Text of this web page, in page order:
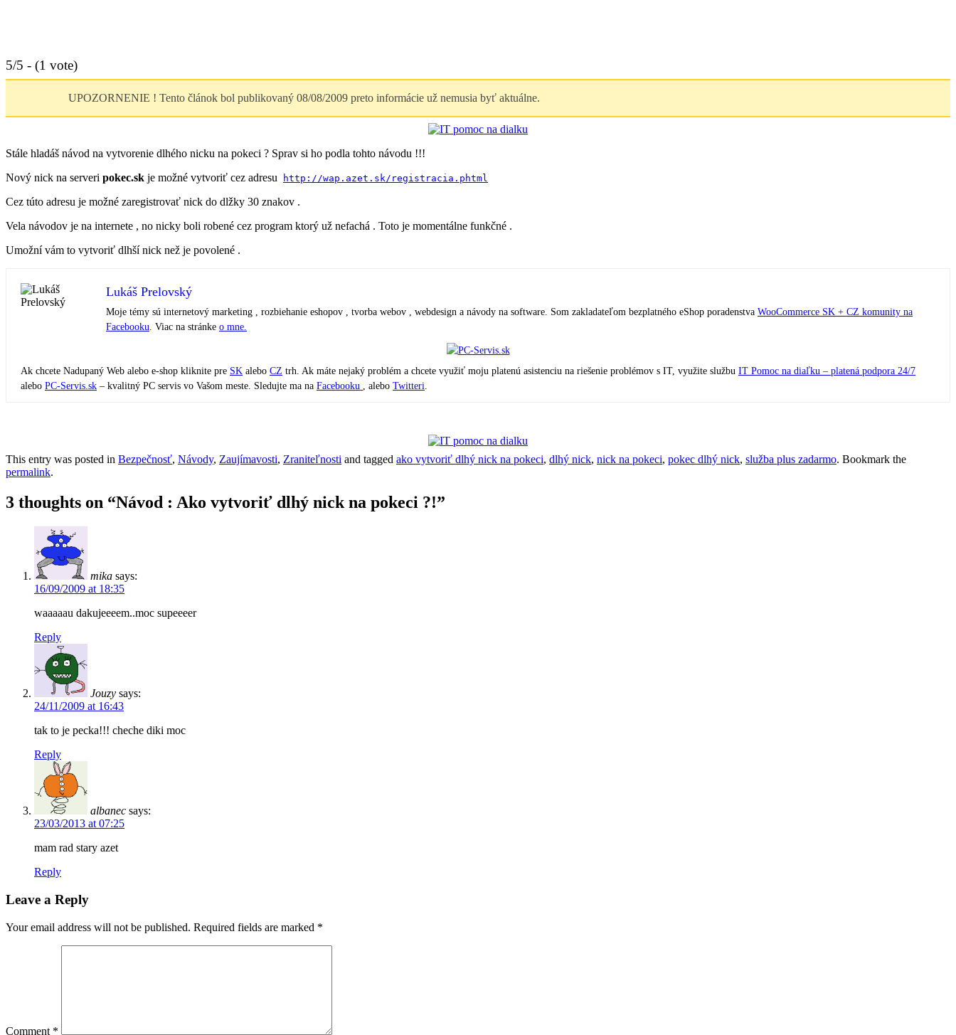
5/5 - (1 vote)
UPOZORNENIE ! Tento článok bol publikovaný 08/08/2009 preto informácie už nemusia byť aktuálne.
Stále hladáš návod na vytvorenie dlhého nicku na pokeci ? Sprav si ho podla tohto návodu !!!
Nový nick na serveri pokec.sk je možné vytvoriť cez adresu http://wap.azet.sk/registracia.phtml
Cez túto adresu je možné zaregistrovať nick do dlžky 30 znakov .
Vela návodov je na internete , no nicky boli robené cez program ktorý už nefachá . Toto je momentálne funkčné .
Umožní vám to vytvoriť dlhší nick než je povolené .
Lukáš Prelovský
Moje témy sú internetový marketing , rozbiehanie eshopov , tvorba webov , webdesign a návody na software. Som zakladateľom bezplatného eShop poradenstva WooCommerce SK + CZ komunity na
Facebooku. Viac na stránke o mne.
Ak chcete Nadupaný Web alebo e-shop kliknite pre SK alebo CZ trh. Ak máte nejaký problém a chcete využiť moju platenú asistenciu na riešenie problémov s IT, využite službu IT Pomoc na diaľku – platená podpora 24/7
alebo PC-Servis.sk – kvalitný PC servis vo Vašom meste. Sledujte ma na Facebooku , alebo Twitteri.
This entry was posted in Bezpečnosť, Návody, Zaujímavosti, Zraniteľnosti and tagged ako vytvoriť dlhý nick na pokeci, dlhý nick, nick na pokeci, pokec dlhý nick, služba plus zadarmo. Bookmark the
permalink.
3 thoughts on “Návod : Ako vytvoriť dlhý nick na pokeci ?!”
mika says:
16/09/2009 at 18:35
waaaaau dakujeeeem..moc supeeeer
Reply
Jouzy says:
24/11/2009 at 16:43
tak to je pecka!!! cheche diki moc
Reply
albanec says:
23/03/2013 at 07:25
mam rad stary azet
Reply
Leave a Reply
Your email address will not be published. Required fields are marked *
Comment *